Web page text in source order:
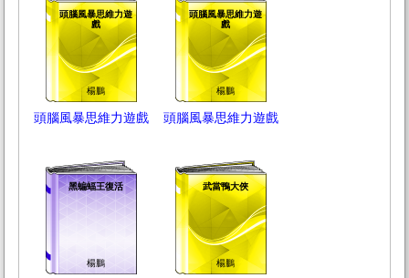
頭腦風暴思維力遊
戲
楊鵬
頭腦風暴思維力遊戲
頭腦風暴思維力遊
戲
楊鵬
頭腦風暴思維力遊戲
黑蝙蝠王復活
楊鵬
武當鴨大俠
楊鵬